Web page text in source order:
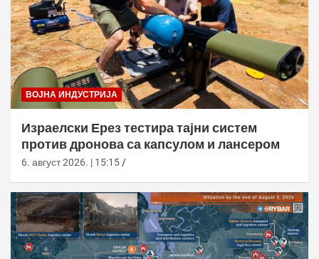
ВОЈНА ИНДУСТРИЈА
Израелски Ерез тестира тајни систем
против дронова са капсулом и лансером
6. август 2026. | 15:15